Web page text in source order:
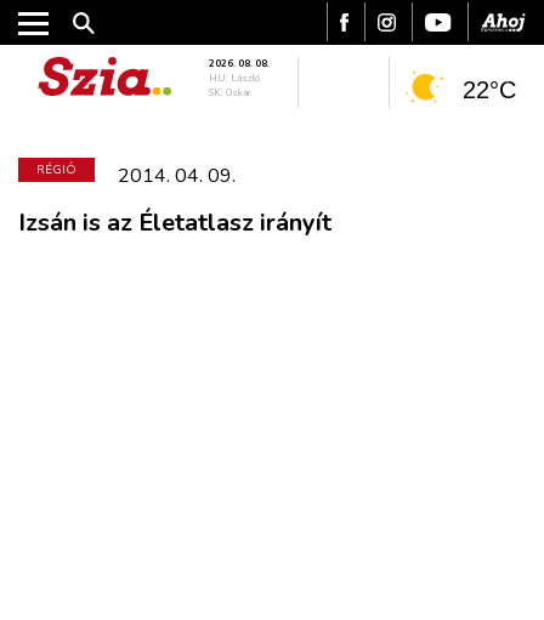
2026. 08. 08.
HU: László
SK: Oskár
22°C
RÉGIÓ 2014. 04. 09.
Izsán is az Életatlasz irányít